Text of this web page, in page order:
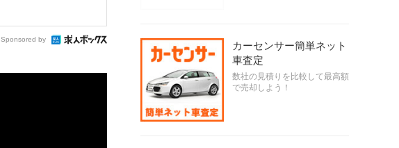
Sponsored by
カーセンサー簡単ネット
車査定
数社の見積りを比較して最高額
で売却しよう！